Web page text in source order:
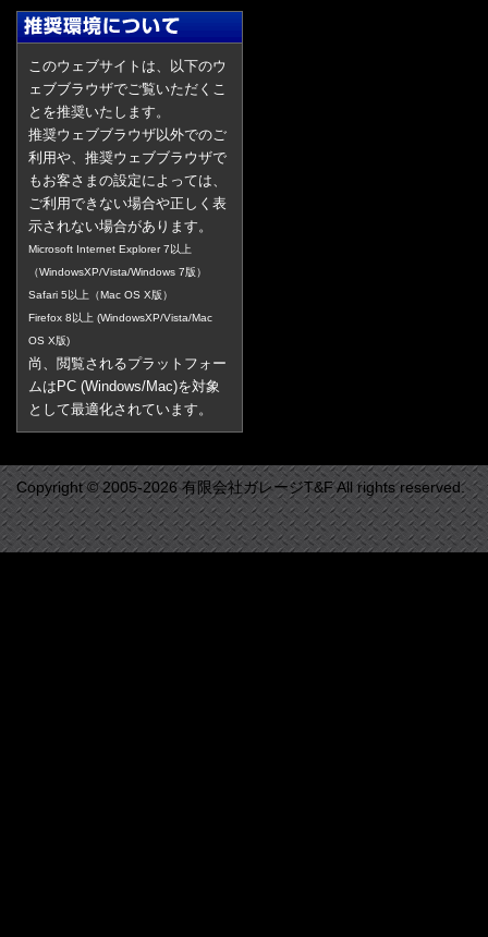
このウェブサイトは、以下のウ
ェブブラウザでご覧いただくこ
とを推奨いたします。
推奨ウェブブラウザ以外でのご
利用や、推奨ウェブブラウザで
もお客さまの設定によっては、
ご利用できない場合や正しく表
示されない場合があります。
Microsoft Internet Explorer 7以上
（WindowsXP/Vista/Windows 7版）
Safari 5以上（Mac OS X版）
Firefox 8以上 (WindowsXP/Vista/Mac
OS X版)
尚、閲覧されるプラットフォー
ムはPC (Windows/Mac)を対象
として最適化されています。
Copyright © 2005-2026 有限会社ガレージT&F All rights reserved.